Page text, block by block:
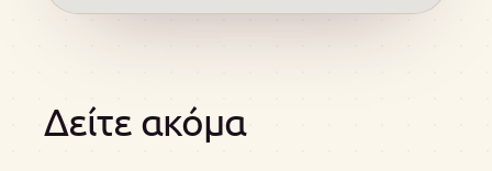
Δείτε ακόμα